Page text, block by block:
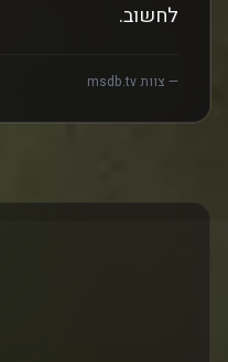
לחשוב.
— צוות msdb.tv